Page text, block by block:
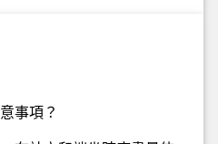
事項？